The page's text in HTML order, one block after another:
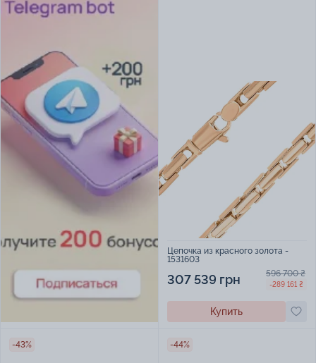
Цепочка из красного золота -
1531603
307 539 грн 596 700 ₴
-289 161 ₴
Купить
-43% -44%